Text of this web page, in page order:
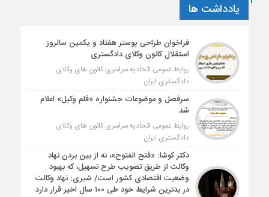
یادداشت ها
فراخوان طراحی پوستر هفتاد و یکمین سالروز
استقلال کانون وکلای دادگستری
روابط عمومی اتحادیه سراسری کانون های وکلای
دادگستری ایران
سرفصل و موضوعات جشنواره «قلم وکیل» اعلام
شد
روابط عمومی اتحادیه سراسری کانون های وکلای
دادگستری ایران
دکتر کوشا: «فتح الفتوح»، نه از بین بردن نهاد
وکالت از طریق تصویب طرح تسهیل، که بهبود
وضعیت اقتصادی کشور است/ شیری: نهاد وکالت
در بدترین شرایط خود طی ۱۰۰ سال اخیر قرار دارد